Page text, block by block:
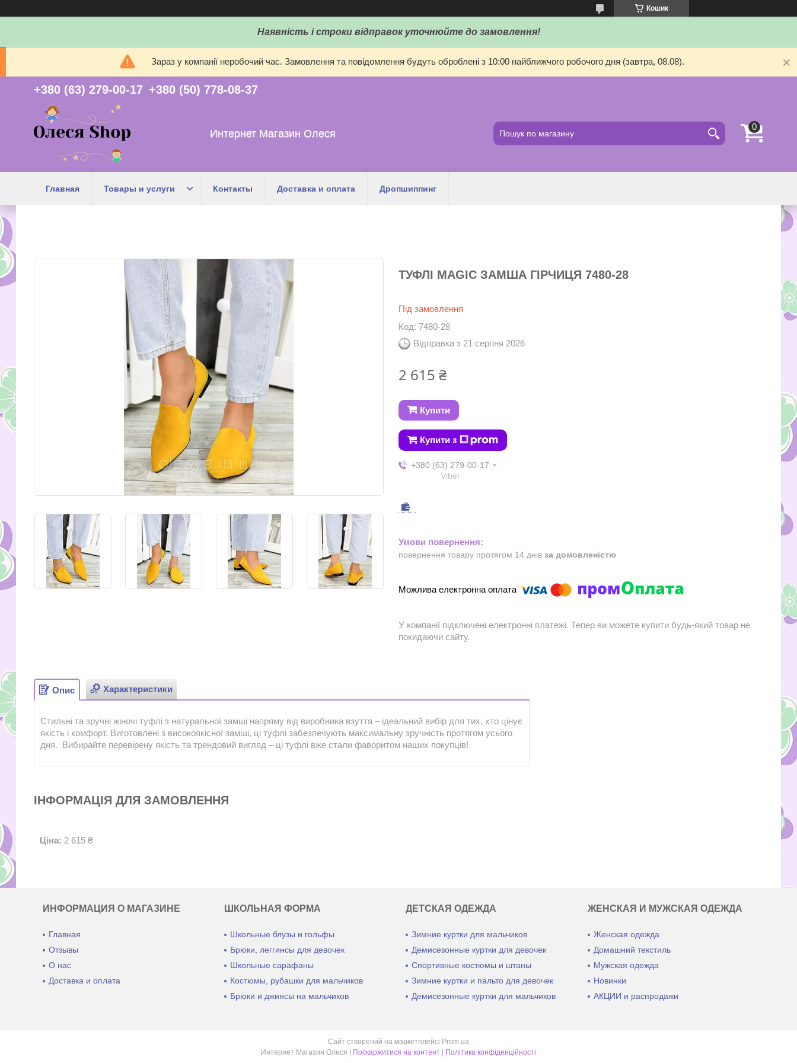
Кошик
Наявність і строки відправок уточнюйте до замовлення!
Зараз у компанії неробочий час. Замовлення та повідомлення будуть оброблені з 10:00 найближчого робочого дня (завтра, 08.08).
+380 (63) 279-00-17 +380 (50) 778-08-37
Интернет Магазин Олеся
Главная Товары и услуги Контакты Доставка и оплата Дропшиппинг
ТУФЛІ MAGIC ЗАМША ГІРЧИЦЯ 7480-28
Під замовлення
Код: 7480-28
Відправка з 21 серпня 2026
2 615 ₴
Купити
Купити з
+380 (63) 279-00-17
Viber
повернення товару протягом 14 днів за домовленістю
У компанії підключені електронні платежі. Тепер ви можете купити будь-який товар не
покидаючи сайту.
Опис Характеристики
Стильні та зручні жіночі туфлі з натуральної замші напряму від виробника взуття – ідеальний вибір для тих, хто цінує
якість і комфорт. Виготовлені з високоякісної замші, ці туфлі забезпечують максимальну зручність протягом усього
дня. Вибирайте перевірену якість та трендовий вигляд – ці туфлі вже стали фаворитом наших покупців!
ІНФОРМАЦІЯ ДЛЯ ЗАМОВЛЕННЯ
Ціна: 2 615 ₴
ИНФОРМАЦИЯ О МАГАЗИНЕ
Главная
Отзывы
О нас
Доставка и оплата
ШКОЛЬНАЯ ФОРМА
Школьные блузы и гольфы
Брюки, леггинсы для девочек
Школьные сарафаны
Костюмы, рубашки для мальчиков
Брюки и джинсы на мальчиков
ДЕТСКАЯ ОДЕЖДА
Зимние куртки для мальчиков
Демисезонные куртки для девочек
Спортивные костюмы и штаны
Зимние куртки и пальто для девочек
Демисезонные куртки для мальчиков
ЖЕНСКАЯ И МУЖСКАЯ ОДЕЖДА
Женская одежда
Домашний текстиль
Мужская одежда
Новинки
АКЦИИ и распродажи
Сайт створений на маркетплейсі Prom.ua
Интернет Магазин Олеся | Поскаржитися на контент | Політика конфіденційності